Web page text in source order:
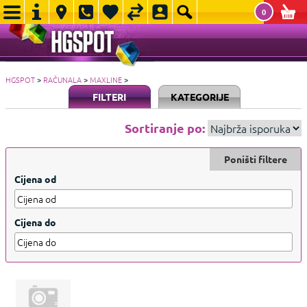
0
HGSPOT> RAČUNALA>MAXLINE>
FILTERI KATEGORIJE
Sortiranje po:
Cijena od
Cijena do
Poništi filtere